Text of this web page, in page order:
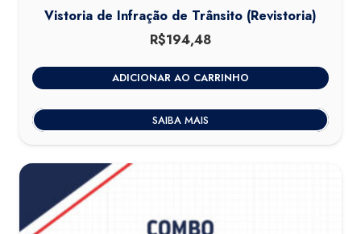
Vistoria de Infração de Trânsito (Revistoria)
R$194,48
ADICIONAR AO CARRINHO
SAIBA MAIS